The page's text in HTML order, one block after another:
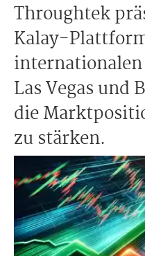
Throughtek
Kalay-
internationalen
Las Vegas und
die
zu stärken.